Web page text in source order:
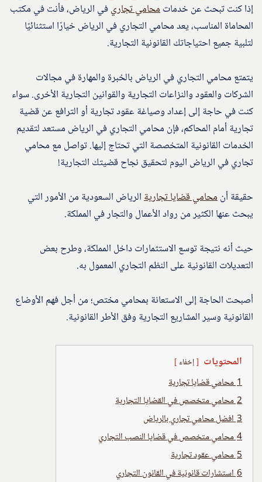
إذا كنت تبحث عن خدماتمحامي تجاريفي الرياض، فأنت في مكتب
المحاماة المناسب، يعد محامي التجاري في الرياض خيارًا استثنائيًا
لتلبية جميع احتياجاتك القانونية التجارية.
يتمتع محامي التجاري في الرياض بالخبرة والمهارة في مجالات
الشركات والعقود والنزاعات التجارية والقوانين التجارية الأخرى. سواء
كنت في حاجة إلى إعداد وصياغة عقود تجارية أو الترافع عن قضية
تجارية أمام المحاكم، فإن محامي التجاري في الرياض مستعد لتقديم
الخدمات القانونية المتخصصة التي تحتاج إليها. تواصل مع محامي
تجاري في الرياض اليوم لتحقيق نجاح قضيتك التجارية!
حقيقة أنمحامي قضايا تجاريةالرياض السعودية من الأمور التي
يبحث عنها الكثير من رواد الأعمال والتجار في المملكة.
حيث أنه نتيجة توسع الاستثمارات داخل المملكة، وطرح بعض
التعديلات القانونية على النظم التجاري المعمول به.
أصبحت الحاجة إلى الاستعانة بمحامي مختص؛ من أجل فهم الأوضاع
القانونية وسير المشاريع التجارية وفق الأطر القانونية.
المحتويات إخفاء
1محامي قضايا تجارية
2محامي متخصص في القضايا التجارية
3افضل محامي تجاري بالرياض
4محامي متخصص في قضايا النصب التجاري
5محامي عقود تجارية
6استشارات قانونية في القانون التجاري